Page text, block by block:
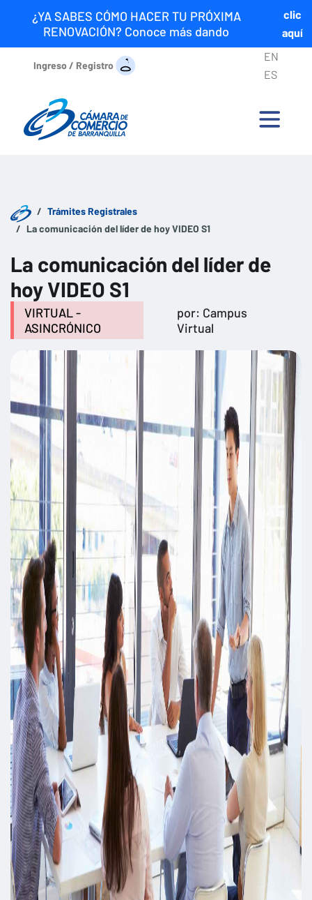
¿YA SABES CÓMO HACER TU PRÓXIMA
RENOVACIÓN? Conoce más dando
clic
aquí
Ingreso / Registro
EN
ES
Trámites Registrales
La comunicación del líder de hoy VIDEO S1
La comunicación del líder de
hoy VIDEO S1
VIRTUAL -
ASINCRÓNICO
por: Campus
Virtual